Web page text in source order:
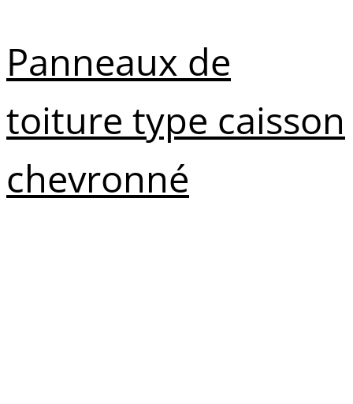
Panneaux de
toiture type caisson
chevronné